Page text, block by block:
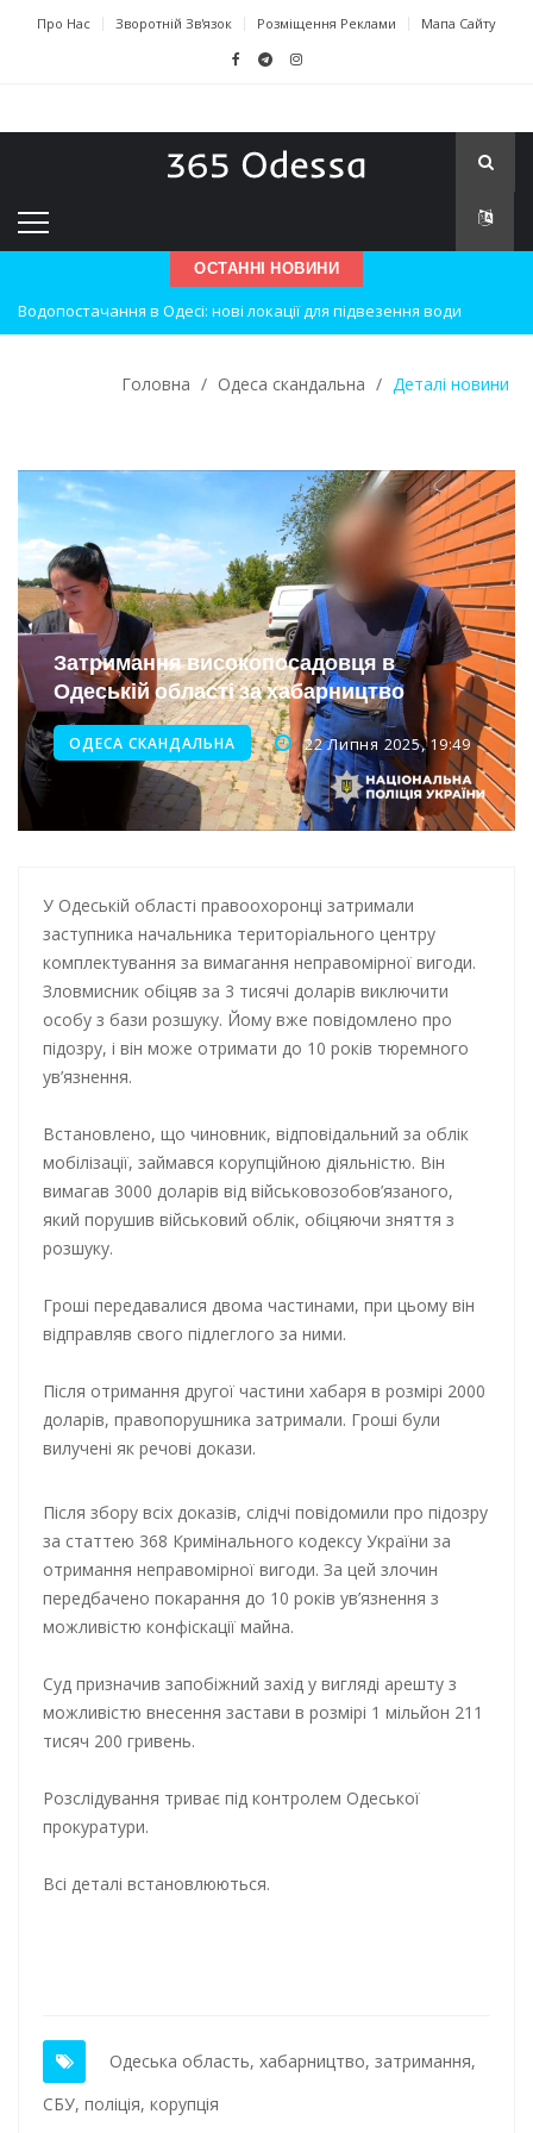
Про Нас Зворотній Зв'язок Розміщення Реклами Мапа Сайту
ОСТАННІ НОВИНИ
Водопостачання в Одесі: нові локації для підвезення води
Нічна атака на Одесу: наслідки вибухів
Одеські хокеїсти тріумфують на міжнародному турнірі
Успіхи одеситів на європейському чемпіонаті з карате
Новини з Зимової школи інсульту в Швейцарії
Інтеграція ветеранів в українське суспільство
Нічна атака на Одесу: наслідки обстрілу
Енергетична підтримка для Одеси
Головна / Одеса скандальна / Деталі новини
Затримання високопосадовця в
Одеській області за хабарництво
ОДЕСА СКАНДАЛЬНА 22 Липня 2025, 19:49
У Одеській області правоохоронці затримали
заступника начальника територіального центру
комплектування за вимагання неправомірної вигоди.
Зловмисник обіцяв за 3 тисячі доларів виключити
особу з бази розшуку. Йому вже повідомлено про
підозру, і він може отримати до 10 років тюремного
ув’язнення.
Встановлено, що чиновник, відповідальний за облік
мобілізації, займався корупційною діяльністю. Він
вимагав 3000 доларів від військовозобов’язаного,
який порушив військовий облік, обіцяючи зняття з
розшуку.
Гроші передавалися двома частинами, при цьому він
відправляв свого підлеглого за ними.
Після отримання другої частини хабаря в розмірі 2000
доларів, правопорушника затримали. Гроші були
вилучені як речові докази.
Після збору всіх доказів, слідчі повідомили про підозру
за статтею 368 Кримінального кодексу України за
отримання неправомірної вигоди. За цей злочин
передбачено покарання до 10 років ув’язнення з
можливістю конфіскації майна.
Суд призначив запобіжний захід у вигляді арешту з
можливістю внесення застави в розмірі 1 мільйон 211
тисяч 200 гривень.
Розслідування триває під контролем Одеської
прокуратури.
Всі деталі встановлюються.
Одеська область, хабарництво, затримання,
СБУ, поліція, корупція